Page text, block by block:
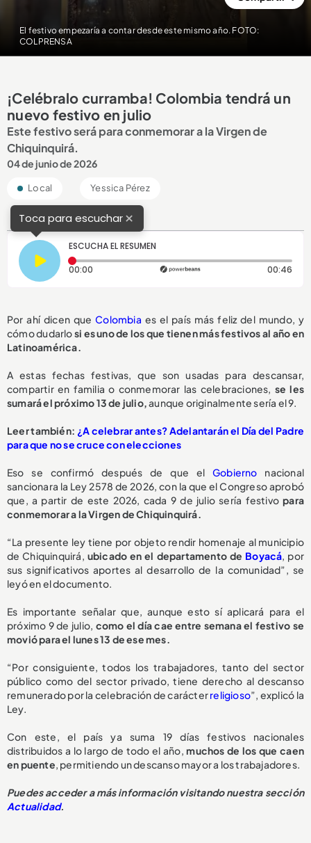
El festivo empezaría a contar desde este mismo año. FOTO:
COLPRENSA
¡Celébralo curramba! Colombia tendrá un
nuevo festivo en julio
Este festivo será para conmemorar a la Virgen de
Chiquinquirá.
04 de junio de 2026
Local Yessica Pérez
Toca para escuchar×
ESCUCHA EL RESUMEN
00:00 Tiempo transcurrido: 0 segundos 00:46
Por ahí dicen queColombia es el país más feliz del mundo, y
cómo dudarlosi es uno de los que tienen más festivos al año en
Latinoamérica.
A estas fechas festivas, que son usadas para descansar,
compartir en familia o conmemorar las celebraciones, se les
sumará el próximo 13 de julio,aunque originalmente sería el 9.
Leer también: ¿A celebrar antes? Adelantarán el Día del Padre
para que no se cruce con elecciones
Eso se confirmó después de que el Gobierno nacional
sancionara la Ley 2578 de 2026, con la que el Congreso aprobó
que, a partir de este 2026, cada 9 de julio sería festivopara
conmemorar a la Virgen de Chiquinquirá.
“La presente ley tiene por objeto rendir homenaje al municipio
de Chiquinquirá, ubicado en el departamento de Boyacá, por
sus significativos aportes al desarrollo de la comunidad”, se
leyó en el documento.
Es importante señalar que, aunque esto sí aplicará para el
próximo 9 de julio, como el día cae entre semana el festivo se
movió para el lunes 13 de ese mes.
“Por consiguiente, todos los trabajadores, tanto del sector
público como del sector privado, tiene derecho al descanso
remunerado por la celebración de carácterreligioso”, explicó la
Ley.
Con este, el país ya suma 19 días festivos nacionales
distribuidos a lo largo de todo el año, muchos de los que caen
en puente, permitiendo un descanso mayor a los trabajadores.
Puedes acceder a más información visitando nuestra sección
Actualidad.